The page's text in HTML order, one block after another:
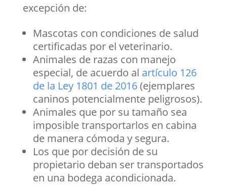
excepción de:
Mascotas con condiciones de salud
certificadas por el veterinario.
Animales de razas con manejo
especial, de acuerdo al artículo 126
de la Ley 1801 de 2016(ejemplares
caninos potencialmente peligrosos).
Animales que por su tamaño sea
imposible transportarlos en cabina
de manera cómoda y segura.
Los que por decisión de su
propietario deban ser transportados
en una bodega acondicionada.